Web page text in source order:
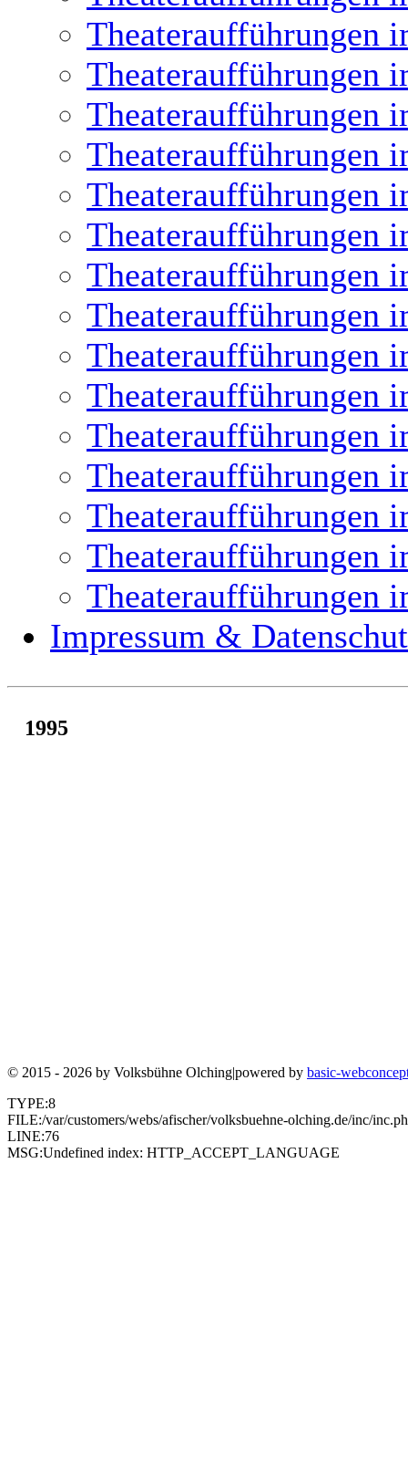
Theateraufführungen
Theateraufführungen
Theateraufführungen
Theateraufführungen
Theateraufführungen
Theateraufführungen
Theateraufführungen
Theateraufführungen
Theateraufführungen
Theateraufführungen
Theateraufführungen
Theateraufführungen
Theateraufführungen
Theateraufführungen
Theateraufführungen
Impressum &
1995
© 2015 - 2026 by Volksbühne Olching|powered by basic-
TYPE:8
FILE:/var/customers/webs/afischer/volksbuehne-olching.de/inc/
LINE:76
MSG:Undefined index: HTTP_ACCEPT_LANGUAGE